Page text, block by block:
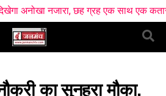
छह ग्रह एक साथ एक कतार में आएंगे नजर
का सुनहरा मौका,